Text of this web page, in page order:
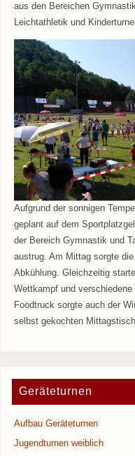
aus den Bereichen
Leichtathletik und
Aufgrund der sonnigen
geplant auf dem
der Bereich Gymnastik und
austrug. Am Mittag sorgte
Abkühlung. Gleichzeitig
Wettkampf und
Foodtruck sorgte auch der
selbst gekochten
Geräteturnen
Aufbau Geräteturnen
Jugendturnen weiblich